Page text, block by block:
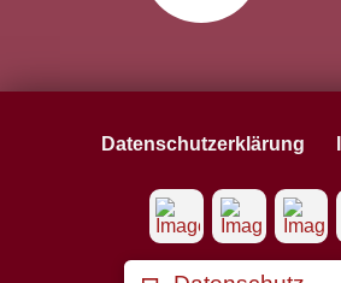
Datenschutzerklärung